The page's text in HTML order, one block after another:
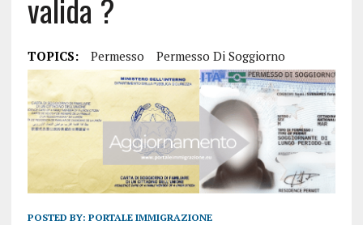
valida ?
TOPICS: Permesso Permesso Di Soggiorno
POSTED BY: PORTALE IMMIGRAZIONE